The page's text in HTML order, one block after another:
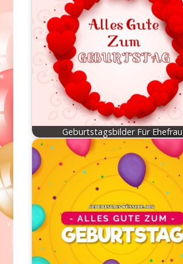
Geburtstagsbilder Für Ehefrau